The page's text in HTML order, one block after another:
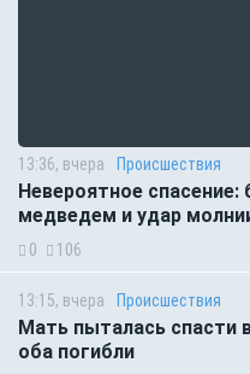
13:36, вчера Происшествия
Невероятное
медведем и удар
0 106
13:15, вчера Происшествия
Мать пыталась спасти
оба погибли